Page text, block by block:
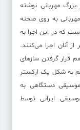
بزرگ مهربانی نوشته
به روی صحنه
و خواننده است که در این اجرا به
ابعاد سن در برج میلاد، ۱۲۰ نفر از آنان اجرا می‌کنند.
قرار گرفتن سازهای
هم به شکل یک ارکستر
دستگاهی به
ایرانی توسط